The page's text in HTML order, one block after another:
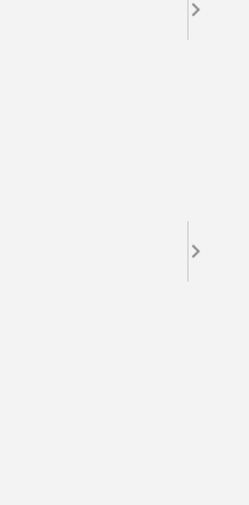
soll eine Empfindung zum
Bei dem
in der Beckenmulde einen
puristischen
in zwei Hälften zu
sich die Optik der
erst beim Nähertreten
Ebenen sind. Tangens
Design/London gestaltet.
x 385 mm als
aus glasiertem
58-0 · Telefax · (0 53 21) 5